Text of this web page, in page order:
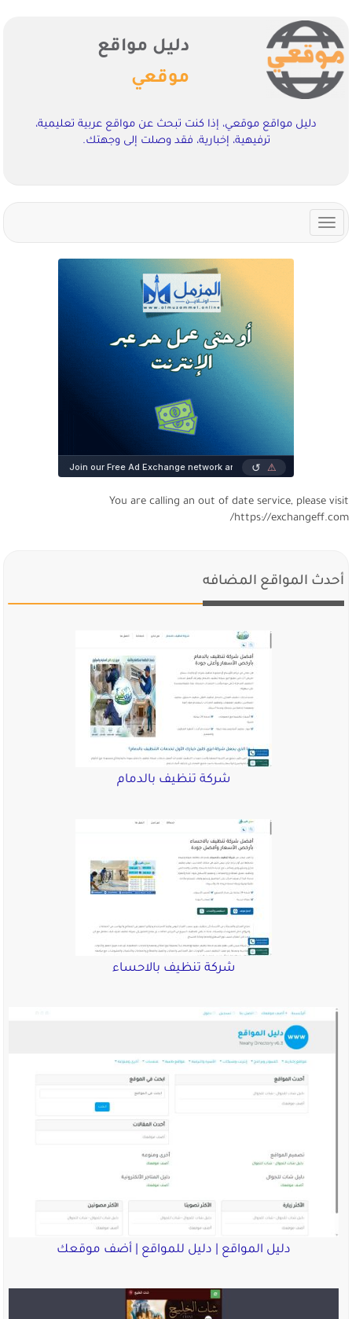
دليل مواقع
موقعي
دليل مواقع موقعي، إذا كنت تبحث عن مواقع عربية تعليمية،
ترفيهية، إخبارية، فقد وصلت إلى وجهتك.
Toggle
navigation
You are calling an out of date service, please visit
https://exchangeff.com/
أحدث المواقع المضافه
شركة تنظيف بالدمام
شركة تنظيف بالاحساء
دليل المواقع | دليل للمواقع | أضف موقعك